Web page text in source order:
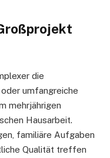
die
umfangreiche
mehrjährigen
Hausarbeit.
familiäre Aufgaben
Qualität treffen